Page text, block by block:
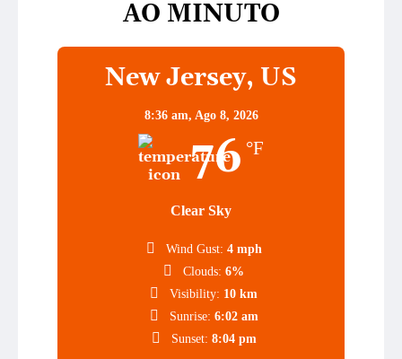
AO MINUTO
New Jersey, US
8:36 am, Ago 8, 2026
76 °F
Clear Sky
Wind Gust: 4 mph
Clouds: 6%
Visibility: 10 km
Sunrise: 6:02 am
Sunset: 8:04 pm